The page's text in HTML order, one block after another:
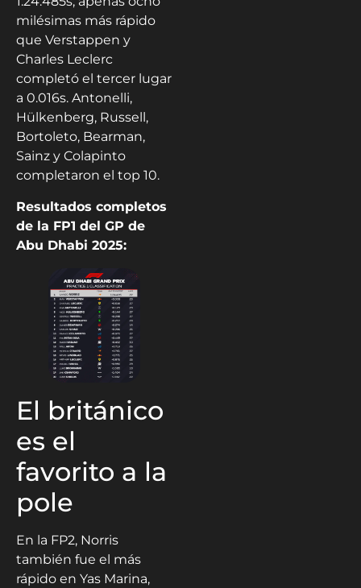
milésimas más rápido
que Verstappen y
Charles Leclerc
completó el tercer lugar
a 0.016s. Antonelli,
Hülkenberg, Russell,
Bortoleto, Bearman,
Sainz y Colapinto
completaron el top 10.
Resultados completos
de la FP1 del GP de
Abu Dhabi 2025:
El británico
es el
favorito a la
pole
En la FP2, Norris
también fue el más
rápido en Yas Marina,